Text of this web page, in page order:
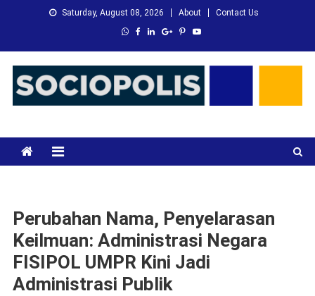
Saturday, August 08, 2026 About Contact Us
Perubahan Nama, Penyelarasan
Keilmuan: Administrasi Negara
FISIPOL UMPR Kini Jadi
Administrasi Publik